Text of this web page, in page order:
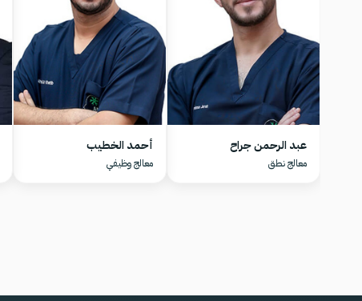
عبد الرحمن جراح
معالج نطق
أحمد الخطيب
معالج وظيفي